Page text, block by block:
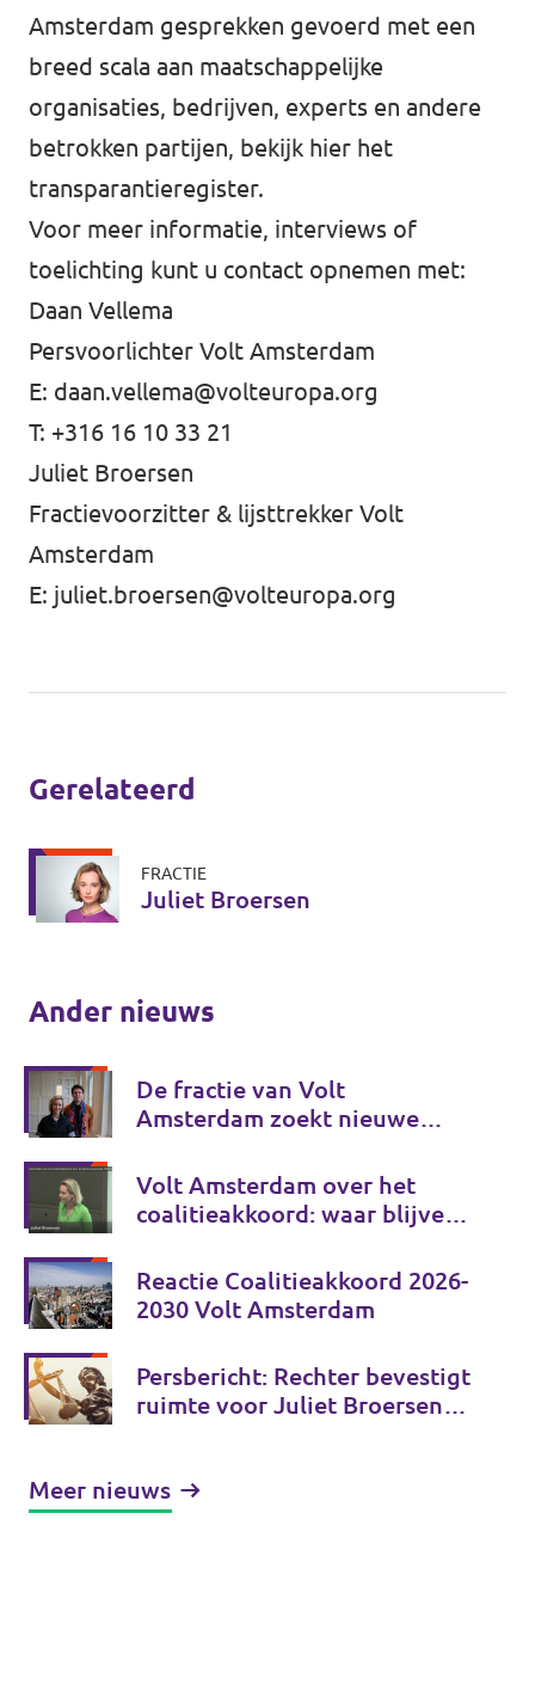
Amsterdam gesprekken gevoerd met een
breed scala aan maatschappelijke
organisaties, bedrijven, experts en andere
betrokken partijen, bekijk hier het
transparantieregister.
Voor meer informatie, interviews of
toelichting kunt u contact opnemen met:
Daan Vellema
Persvoorlichter Volt Amsterdam
E: daan.vellema@volteuropa.org
T: +316 16 10 33 21
Juliet Broersen
Fractievoorzitter & lijsttrekker Volt
Amsterdam
E: juliet.broersen@volteuropa.org
Gerelateerd
FRACTIE
Juliet Broersen
Ander nieuws
De fractie van Volt
Amsterdam zoekt nieuwe
Volt Amsterdam over het
coalitieakkoord: waar blijven
Reactie Coalitieakkoord 2026-
2030 Volt Amsterdam
Persbericht: Rechter bevestigt
ruimte voor Juliet Broersen
Meer nieuws